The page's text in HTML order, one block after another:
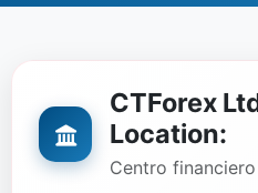
CTForex
Location:
Centro